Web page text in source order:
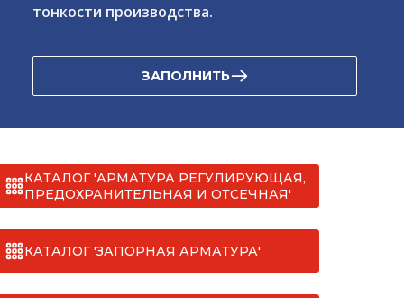
тонкости производства.
ЗАПОЛНИТЬ
КАТАЛОГ 'АРМАТУРА РЕГУЛИРУЮЩАЯ,
ПРЕДОХРАНИТЕЛЬНАЯ И ОТСЕЧНАЯ'
КАТАЛОГ 'ЗАПОРНАЯ АРМАТУРА'